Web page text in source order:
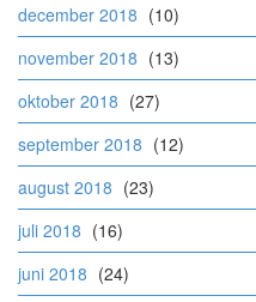
december 2018 (10)
november 2018 (13)
oktober 2018 (27)
september 2018 (12)
august 2018 (23)
juli 2018 (16)
juni 2018 (24)